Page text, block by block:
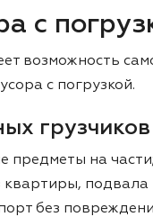
с
возможность
с погрузкой.
предметы на части;
квартиры, подвала
без